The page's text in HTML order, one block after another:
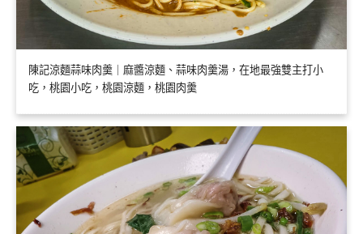
陳記涼麵蒜味肉羹｜麻醬涼麵、蒜味肉羹湯，在地最強雙主打小
吃，桃園小吃，桃園涼麵，桃園肉羹